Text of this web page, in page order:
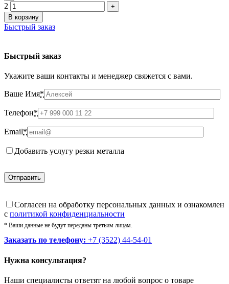
2
В корзину
Быстрый заказ
Быстрый заказ
Укажите ваши контакты и менеджер свяжется с вами.
Ваше Имя*
Телефон*
Email*
Добавить услугу резки металла
Cогласен на обработку персональных данных и ознакомлен
с политикой конфиденциальности
* Ваши данные не будут переданы третьим лицам.
Заказать по телефону: +7 (3522) 44-54-01
Нужна консультация?
Наши специалисты ответят на любой вопрос о товаре